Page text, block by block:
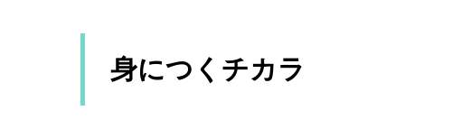
身につくチカラ